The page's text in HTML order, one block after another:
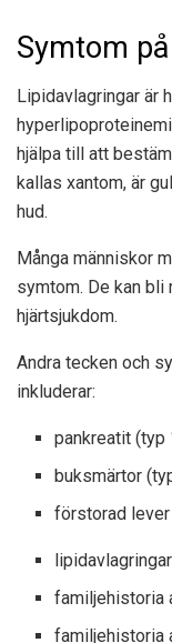
Symtom
Lipidavlagringar är
hjälpa till att
kallas xantom, är
hud.
Många människor
symtom. De kan bli
hjärtsjukdom.
Andra tecken och
inkluderar:
pankreatit (typ
buksmärtor
förstorad
familjehistoria
familjehistoria